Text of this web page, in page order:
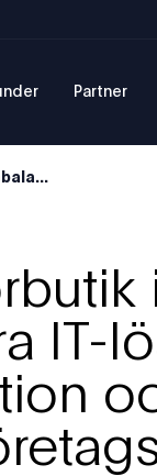
Partner
IT-